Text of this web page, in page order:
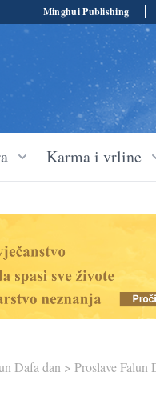
Minghui Publishing
Karma i vrline
Dafa dan > Proslave Falun